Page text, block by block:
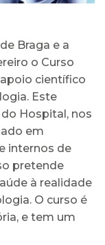
Braga e a
o Curso
científico
Este
Hospital, nos
em
internos de
pretende
à realidade
O curso é
e tem um